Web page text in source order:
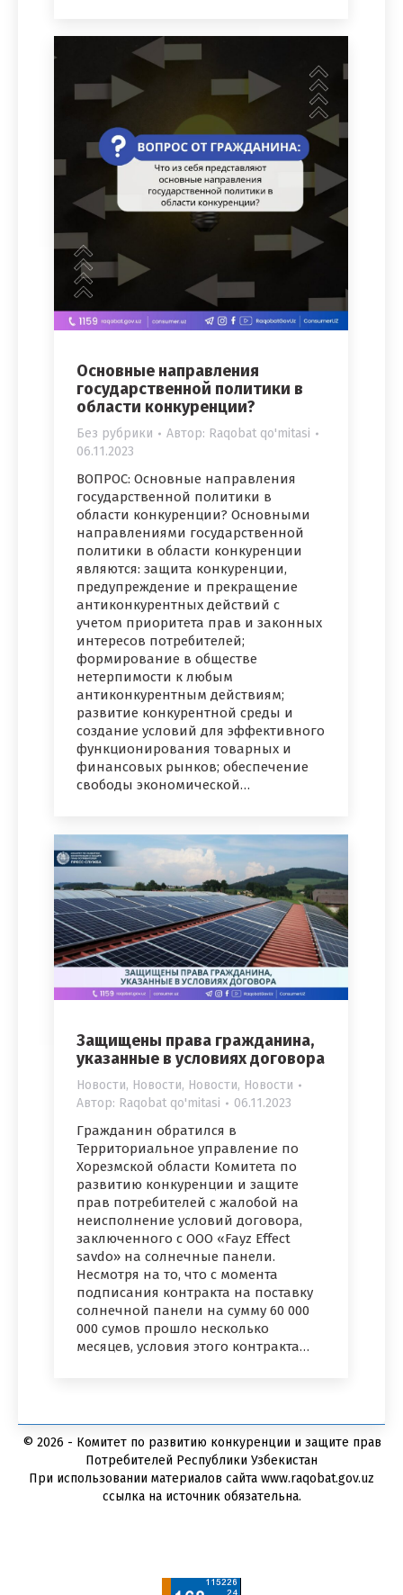
Основные направления
государственной политики в
области конкуренции?
Без рубрики Автор: Raqobat qo'mitasi
06.11.2023
ВОПРОС: Основные направления
государственной политики в
области конкуренции? Основными
направлениями государственной
политики в области конкуренции
являются: защита конкуренции,
предупреждение и прекращение
антиконкурентных действий с
учетом приоритета прав и законных
интересов потребителей;
формирование в обществе
нетерпимости к любым
антиконкурентным действиям;
развитие конкурентной среды и
создание условий для эффективного
функционирования товарных и
финансовых рынков; обеспечение
свободы экономической…
Защищены права гражданина,
указанные в условиях договора
Новости, Новости, Новости, Новости
Автор: Raqobat qo'mitasi 06.11.2023
Гражданин обратился в
Территориальное управление по
Хорезмской области Комитета по
развитию конкуренции и защите
прав потребителей с жалобой на
неисполнение условий договора,
заключенного с ООО «Fayz Effect
savdo» на солнечные панели.
Несмотря на то, что с момента
подписания контракта на поставку
солнечной панели на сумму 60 000
000 сумов прошло несколько
месяцев, условия этого контракта…
© 2026 - Комитет по развитию конкуренции и защите прав
Потребителей Республики Узбекистан
При использовании материалов сайта www.raqobat.gov.uz
ссылка на источник обязательна.